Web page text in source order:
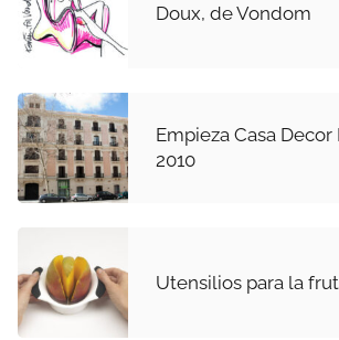
Doux, de Vondom
Empieza Casa
2010
Utensilios para la